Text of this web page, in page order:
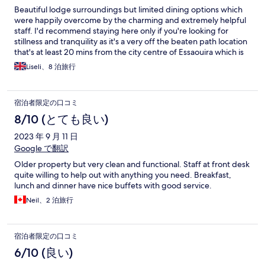
Beautiful lodge surroundings but limited dining options which
were happily overcome by the charming and extremely helpful
staff. I'd recommend staying here only if you're looking for
stillness and tranquility as it's a very off the beaten path location
that's at least 20 mins from the city centre of Essaouira which is
very charming but quiet too.
Liseli、8 泊旅行
宿泊者限定の口コミ
8/10 (とても良い)
2023 年 9 月 11 日
Google で翻訳
Older property but very clean and functional. Staff at front desk
quite willing to help out with anything you need. Breakfast,
lunch and dinner have nice buffets with good service.
Neil、2 泊旅行
宿泊者限定の口コミ
6/10 (良い)